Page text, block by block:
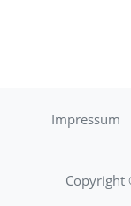
Impressum
Copyright